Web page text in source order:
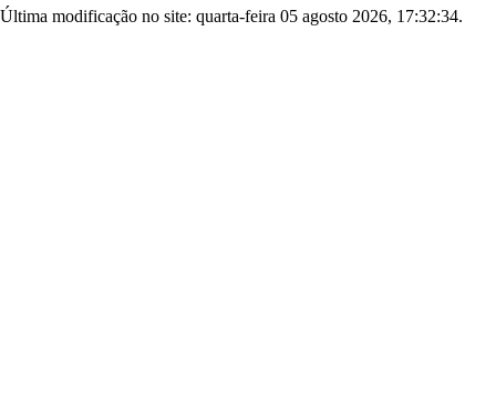
Última modificação no site: quarta-feira 05 agosto 2026, 17:32:34.